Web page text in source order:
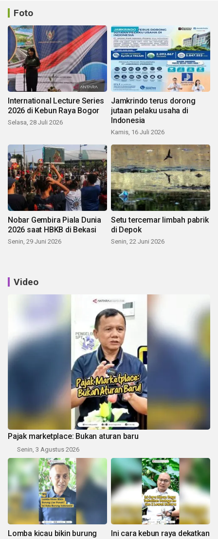
Foto
International Lecture Series
2026 di Kebun Raya Bogor
Selasa, 28 Juli 2026
Jamkrindo terus dorong
jutaan pelaku usaha di
Indonesia
Kamis, 16 Juli 2026
Nobar Gembira Piala Dunia
2026 saat HBKB di Bekasi
Senin, 29 Juni 2026
Setu tercemar limbah pabrik
di Depok
Senin, 22 Juni 2026
Video
Pajak marketplace: Bukan aturan baru
Senin, 3 Agustus 2026
Lomba kicau bikin burung
Ini cara kebun raya dekatkan